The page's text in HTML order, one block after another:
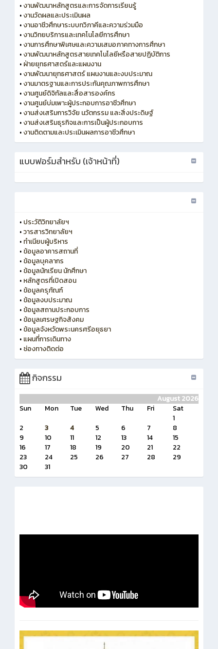
•งานพัฒนาหลักสูตรและการจัดการเรียนรู้
•งานวัดผลและประเมินผล
•งานอาชีวศึกษาระบบทวิภาคีและความร่วมมือ
•งานวิทยบริการและเทคโนโลยีการศึกษา
•งานการศึกษาพิเศษและความเสมอภาคทางการศึกษา
•งานพัฒนาหลักสูตรสายเทคโนโลยีหรือสายปฏิบัติการ
• ฝ่ายยุทธศาสตร์และแผนงาน
•งานพัฒนายุทธศาสตร์ แผนงานและงบประมาณ
•งานมาตรฐานและการประกันคุณภาพการศึกษา
•งานศูนย์ดิจิทัลและสื่อสารองค์กร
•งานศูนย์บ่มเพาะผู้ประกอบการอาชีวศึกษา
•งานส่งเสริมการวิจัย นวัตกรรม และสิ่งประดิษฐ์
•งานส่งเสริมธุรกิจและการเป็นผู้ประกอบการ
•งานติดตามและประเมินผลการอาชีวศึกษา
แบบฟอร์มสำหรับ (เจ้าหน้าที่)
• ประวัติวิทยาลัยฯ
•วารสารวิทยาลัยฯ
• ทำเนียบผู้บริหาร
• ข้อมูลอาคารสถานที่
• ข้อมูลบุคลากร
• ข้อมูลนักเรียน นักศึกษา
• หลักสูตรที่เปิดสอน
• ข้อมูลครุภัณฑ์
• ข้อมูลงบประมาณ
• ข้อมูลสถานประกอบการ
• ข้อมูลเศรษฐกิจสังคม
• ข้อมูลจังหวัดพระนครศรีอยุธยา
• แผนที่การเดินทาง
• ช่องทางติดต่อ
กิจกรรม
August 2026
Sun
Mon Tue Wed Thu Fri
Sat
1
2
3 4 5 6 7
8
9
10 11 12 13 14
15
16
17 18 19 20 21
22
23
24 25 26 27 28
29
30
31